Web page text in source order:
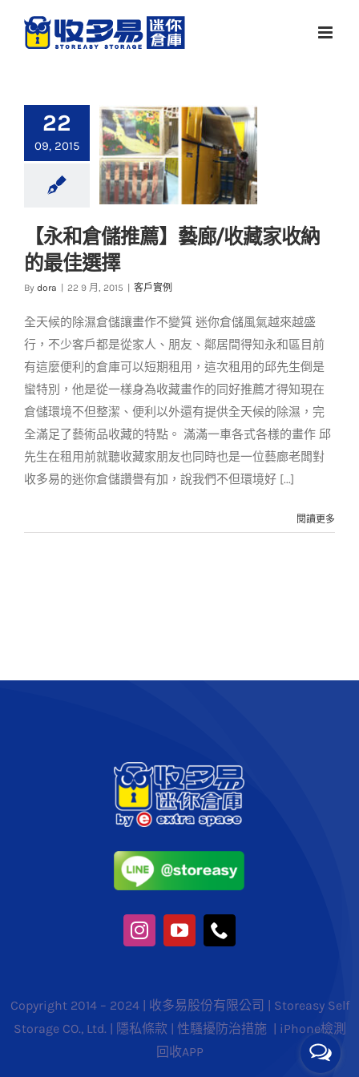
22
09, 2015
【永和倉儲推薦】藝
廊/收藏家收納的最佳
選擇
【永和倉儲推薦】藝廊/收藏家收納
的最佳選擇
By dora 22 9 月, 2015 客戶實例
全天候的除濕倉儲讓畫作不變質 迷你倉儲風氣越來越盛
行，不少客戶都是從家人、朋友、鄰居間得知永和區目前
有這麼便利的倉庫可以短期租用，這次租用的邱先生倒是
蠻特別，他是從一樣身為收藏畫作的同好推薦才得知現在
倉儲環境不但整潔、便利以外還有提供全天候的除濕，完
全滿足了藝術品收藏的特點。 滿滿一車各式各樣的畫作 邱
先生在租用前就聽收藏家朋友也同時也是一位藝廊老闆對
收多易的迷你倉儲讚譽有加，說我們不但環境好 [...]
閱讀更多
Copyright 2014 – 2024 | 收多易股份有限公司 | Storeasy Self
Storage CO., Ltd. | 隱私條款 | 性騷擾防治措施 | iPhone檢測
回收APP